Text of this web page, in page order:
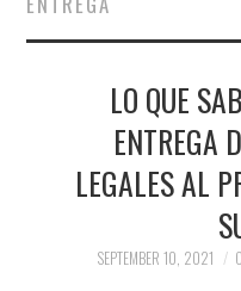
FINANCE
POLITICS
SPORTS
LO QUE
ENTREGA
LEGALES AL
SEPTEMBER 10, 2021